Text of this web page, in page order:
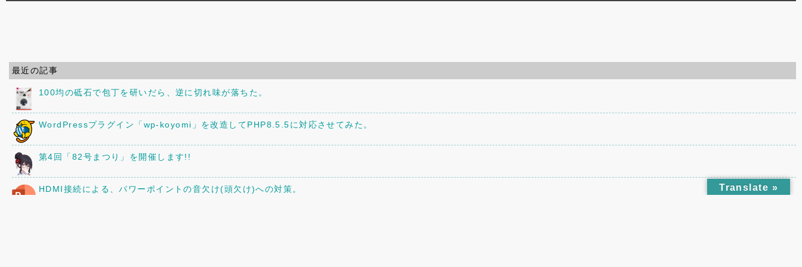
最近の記事
100均の砥石で包丁を研いだら、逆に切れ味が落ちた。
WordPressプラグイン「wp-koyomi」を改造してPHP8.5.5に対応させてみた。
第4回「82号まつり」を開催します!!
HDMI接続による、パワーポイントの音欠け(頭欠け)への対策。 Translate »